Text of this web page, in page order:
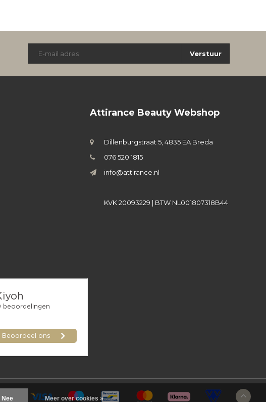
Verstuur
Attirance Beauty Webshop
Dillenburgstraat 5, 4835 EA Breda
076 520 1815
info@attirance.nl
KVK 20093229 | BTW NL001807318B44
Nee Meer over cookies »